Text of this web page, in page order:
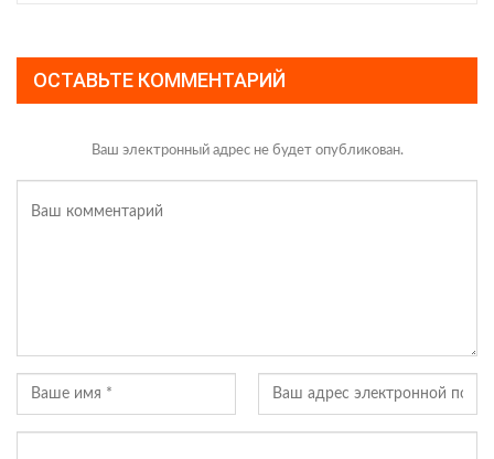
ОСТАВЬТЕ КОММЕНТАРИЙ
Ваш электронный адрес не будет опубликован.